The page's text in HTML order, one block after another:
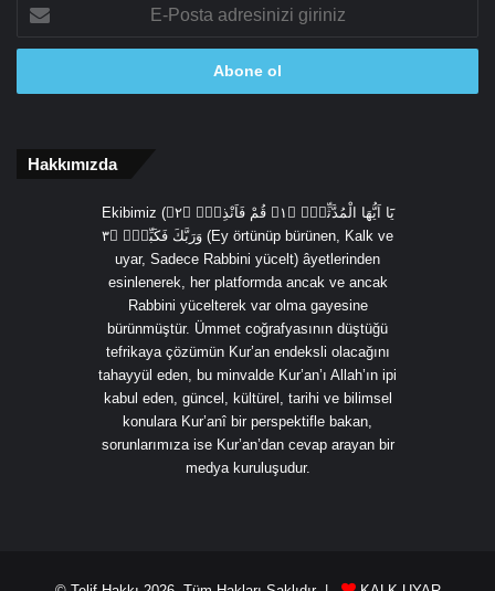
Posta
adresinizi
Hakkımızda
Ekibimiz (يَٓا اَيُّهَا الْمُدَّثِّرُۙ ﴿١﴾ قُمْ فَاَنْذِرْۙ ﴿٢﴾
وَرَبَّكَ فَكَبِّرْۙ ﴿٣ (Ey örtünüp bürünen, Kalk ve
uyar, Sadece Rabbini yücelt) âyetlerinden
esinlenerek, her platformda ancak ve ancak
Rabbini yücelterek var olma gayesine
bürünmüştür. Ümmet coğrafyasının düştüğü
tefrikaya çözümün Kur’an endeksli olacağını
tahayyül eden, bu minvalde Kur’an’ı Allah’ın ipi
kabul eden, güncel, kültürel, tarihi ve bilimsel
konulara Kur’anî bir perspektifle bakan,
sorunlarımıza ise Kur’an’dan cevap arayan bir
medya kuruluşudur.